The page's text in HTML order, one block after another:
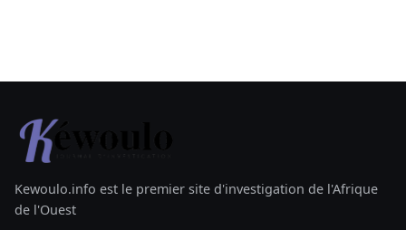
Kewoulo.info est le premier site d'investigation de l'Afrique
de l'Ouest